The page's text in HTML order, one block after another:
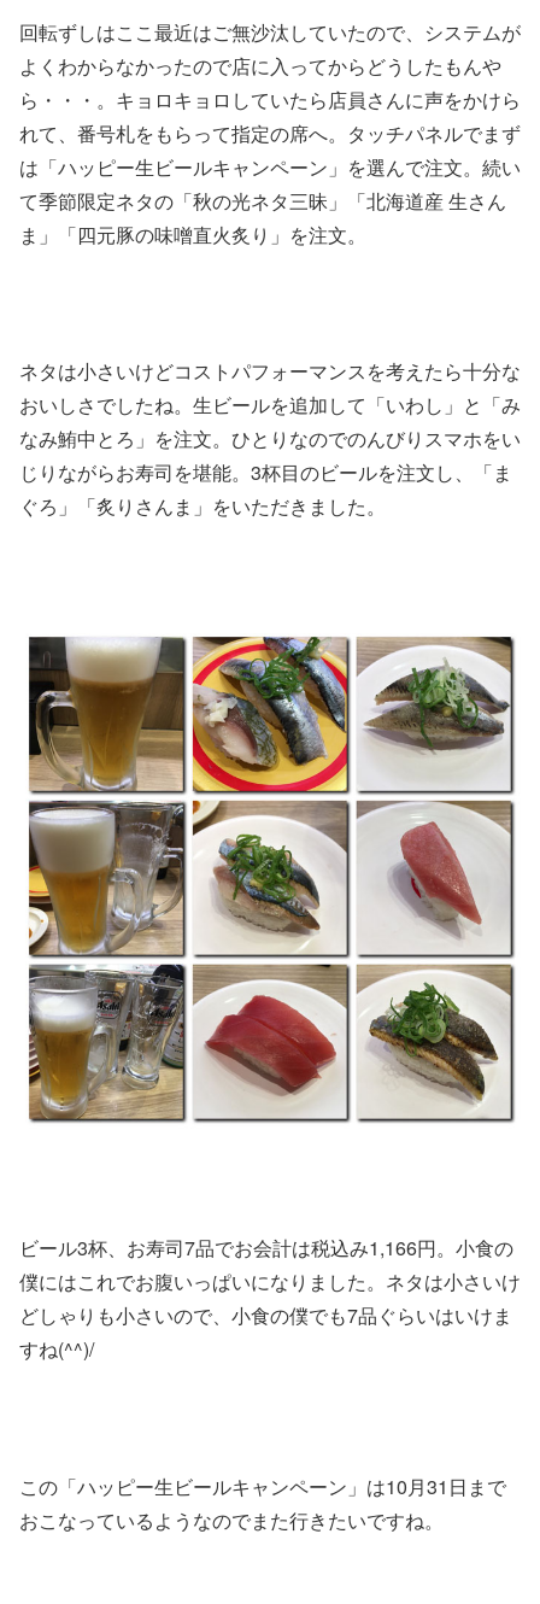
回転ずしはここ最近はご無沙汰していたので、システムが
よくわからなかったので店に入ってからどうしたもんや
ら・・・。キョロキョロしていたら店員さんに声をかけら
れて、番号札をもらって指定の席へ。タッチパネルでまず
は「ハッピー生ビールキャンペーン」を選んで注文。続い
て季節限定ネタの「秋の光ネタ三昧」「北海道産 生さん
ま」「四元豚の味噌直火炙り」を注文。
ネタは小さいけどコストパフォーマンスを考えたら十分な
おいしさでしたね。生ビールを追加して「いわし」と「み
なみ鮪中とろ」を注文。ひとりなのでのんびりスマホをい
じりながらお寿司を堪能。3杯目のビールを注文し、「ま
ぐろ」「炙りさんま」をいただきました。
ビール3杯、お寿司7品でお会計は税込み1,166円。小食の
僕にはこれでお腹いっぱいになりました。ネタは小さいけ
どしゃりも小さいので、小食の僕でも7品ぐらいはいけま
すね(^^)/
この「ハッピー生ビールキャンペーン」は10月31日まで
おこなっているようなのでまた行きたいですね。